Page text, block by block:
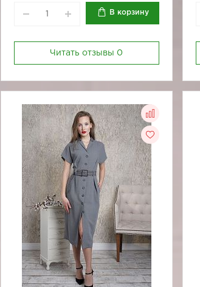
В корзину
Читать отзывы 0